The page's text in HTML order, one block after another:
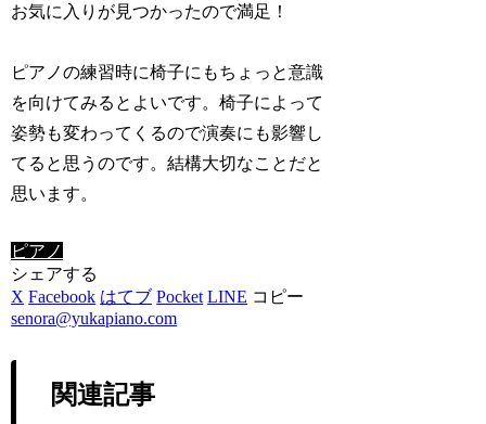
お気に入りが見つかったので満足！
ピアノの練習時に椅子にもちょっと意識
を向けてみるとよいです。椅子によって
姿勢も変わってくるので演奏にも影響し
てると思うのです。結構大切なことだと
思います。
ピアノ
シェアする
X Facebook はてブ Pocket LINE コピー
senora@yukapiano.com
関連記事